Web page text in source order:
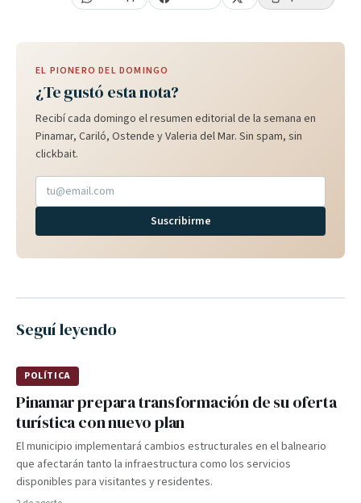
EL PIONERO DEL DOMINGO
¿Te gustó esta nota?
Recibí cada domingo el resumen editorial de la semana en
Pinamar, Cariló, Ostende y Valeria del Mar. Sin spam, sin
clickbait.
Suscribirme
Seguí leyendo
POLÍTICA
Pinamar prepara transformación de su oferta
turística con nuevo plan
El municipio implementará cambios estructurales en el balneario
que afectarán tanto la infraestructura como los servicios
disponibles para visitantes y residentes.